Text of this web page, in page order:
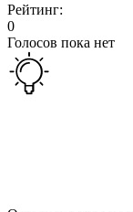
Рейтинг:
0
Голосов пока нет